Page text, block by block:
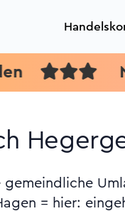
gemeindliche
= hier: